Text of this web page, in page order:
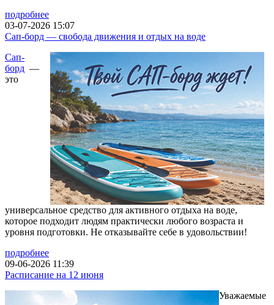
подробнее
03-07-2026 15:07
Сап-борд — свобода движения и отдых на воде
Сап-
борд —
это
универсальное средство для активного отдыха на воде,
которое подходит людям практически любого возраста и
уровня подготовки. Не отказывайте себе в удовольствии!
подробнее
09-06-2026 11:39
Расписание на 12 июня
Уважаемые